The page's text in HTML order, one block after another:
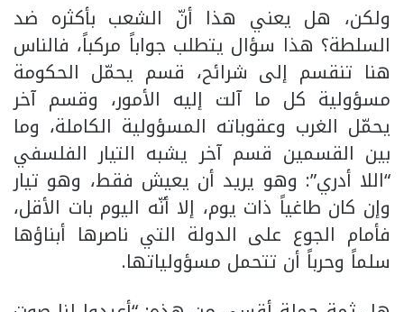
ولكن، هل يعني هذا أنّ الشعب بأكثره ضد
السلطة؟ هذا سؤال يتطلب جواباً مركباً، فالناس
هنا تنقسم إلى شرائح، قسم يحمّل الحكومة
مسؤولية كل ما آلت إليه الأمور، وقسم آخر
يحمّل الغرب وعقوباته المسؤولية الكاملة، وما
بين القسمين قسم آخر يشبه التيار الفلسفي
“اللا أدري”: وهو يريد أن يعيش فقط، وهو تيار
وإن كان طاغياً ذات يوم، إلا أنّه اليوم بات الأقل،
فأمام الجوع على الدولة التي ناصرها أبناؤها
سلماً وحرباً أن تتحمل مسؤولياتها.